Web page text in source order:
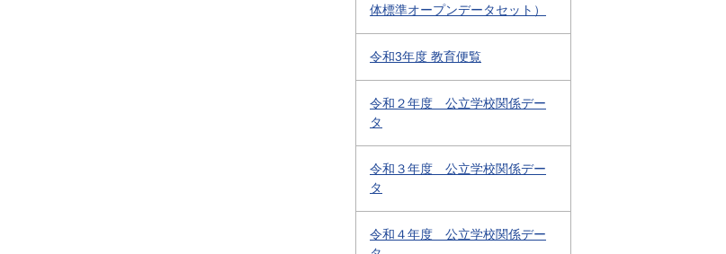
体標準オープンデータセット）
令和3年度 教育便覧
令和２年度 公立学校関係デー
タ
令和３年度 公立学校関係デー
タ
令和４年度 公立学校関係デー